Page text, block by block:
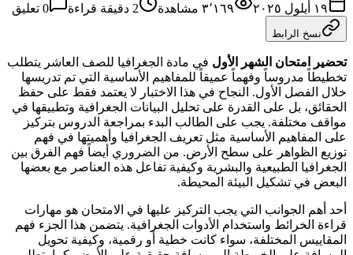
١٩ أيلول ٢٠٢٥ ٣٬١٦٩ مشاهدة 2 دقيقة قراءة 0 تعليق
نسخ الرابط
تحضير امتحان الشهر الأول في مادة الجغرافيا للصف العاشر يتطلب
تخطيطاً مدروساً وفهماً عميقاً للمفاهيم الأساسية التي تم تدريسها
خلال الفصل الأول. النجاح في هذا الاختبار لا يعتمد فقط على حفظ
الحقائق، بل على القدرة على تحليل البيانات الجغرافية وتطبيقها في
مواقف مختلفة. يجب على الطالب البدء بمراجعة الدروس بتركيز
على المفاهيم الأساسية مثل تعريف الجغرافيا وأهميتها في فهم
توزيع الظواهر على سطح الأرض. من الضروري أيضاً فهم الفرق بين
الجغرافيا الطبيعية والبشرية وكيفية تفاعل هذه العناصر مع بعضها
البعض في تشكيل البيئة المحيطة.
أحد أهم الجوانب التي يجب التركيز عليها في الامتحان هو مهارات
قراءة الخرائط واستخدام الأدوات الجغرافية. يتضمن هذا الجزء فهم
المقاييس المختلفة، سواء كانت خطية أو رقمية، وكيفية تحويل